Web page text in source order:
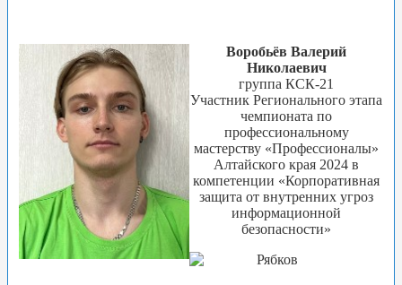
Воробьёв Валерий
Николаевич
группа КСК-21
Участник Регионального этапа
чемпионата по
профессиональному
мастерству «Профессионалы»
Алтайского края 2024 в
компетенции «Корпоративная
защита от внутренних угроз
информационной
безопасности»